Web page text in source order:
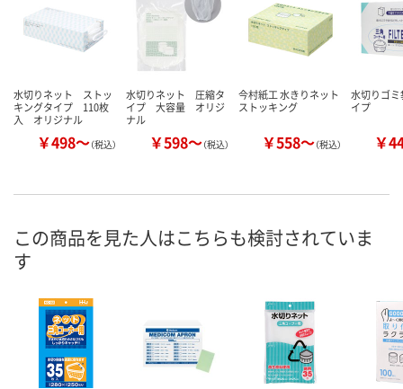
水切りネット ストッ
キングタイプ 110枚
入 オリジナル
￥498～（税込）
水切りネット 圧縮タ
イプ 大容量 オリジ
ナル
￥598～（税込）
今村紙工 水きりネット
ストッキング
￥558～（税込）
水切りゴ
イプ
￥
この商品を見た人はこちらも検討されていま
す